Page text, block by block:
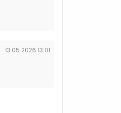
13.05.2026 13:01